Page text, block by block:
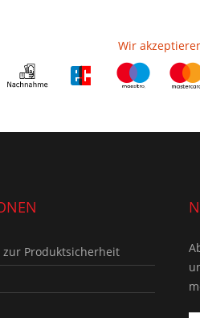
Wir
Produktsicherheit